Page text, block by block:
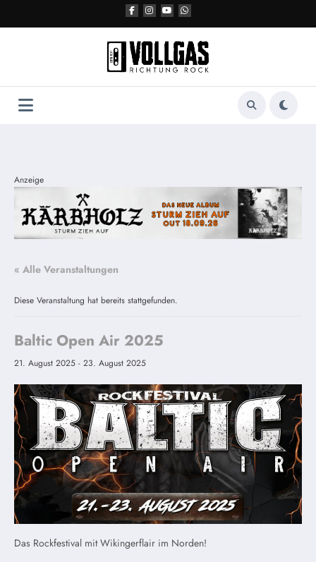
Anzeige
« Alle Veranstaltungen
Diese Veranstaltung hat bereits stattgefunden.
Baltic Open Air 2025
21. August 2025 - 23. August 2025
Das Rockfestival mit Wikingerflair im Norden!